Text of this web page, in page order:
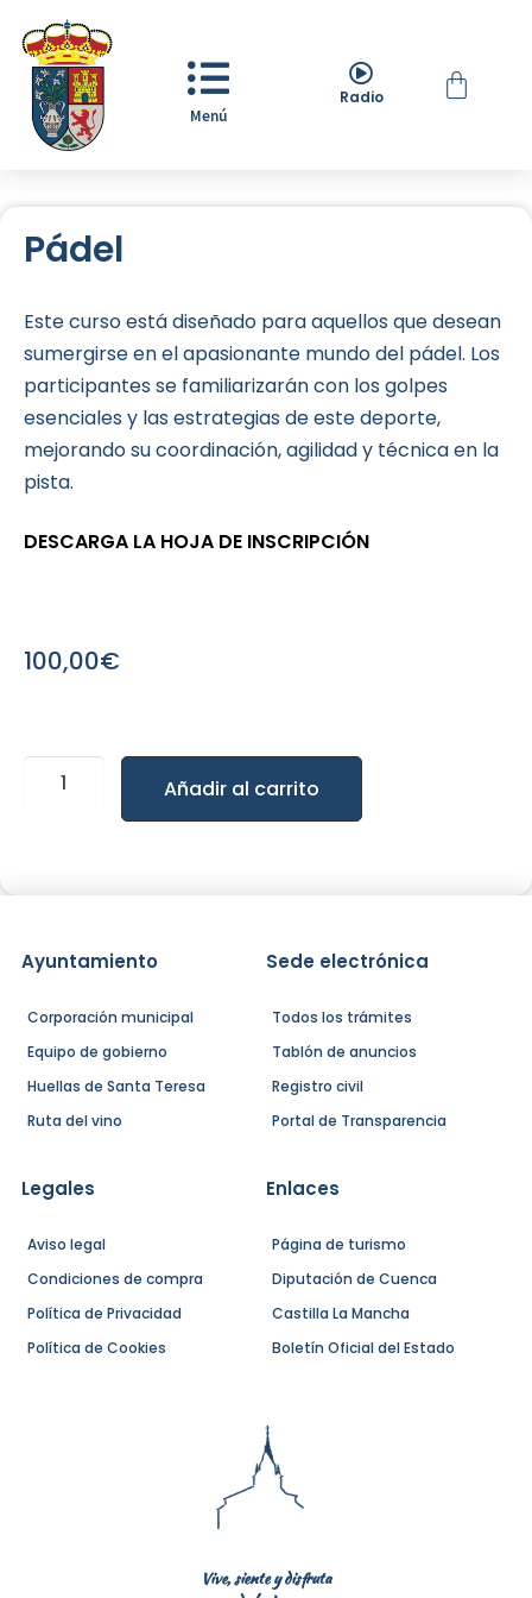
Menú
Radio
Pádel
Este curso está diseñado para aquellos que desean
sumergirse en el apasionante mundo del pádel. Los
participantes se familiarizarán con los golpes
esenciales y las estrategias de este deporte,
mejorando su coordinación, agilidad y técnica en la
pista.
DESCARGA LA HOJA DE INSCRIPCIÓN
100,00€
Añadir al carrito
Ayuntamiento
Corporación municipal
Equipo de gobierno
Huellas de Santa Teresa
Ruta del vino
Sede electrónica
Todos los trámites
Tablón de anuncios
Registro civil
Portal de Transparencia
Legales
Aviso legal
Condiciones de compra
Política de Privacidad
Política de Cookies
Enlaces
Página de turismo
Diputación de Cuenca
Castilla La Mancha
Boletín Oficial del Estado
Vive, siente y disfruta